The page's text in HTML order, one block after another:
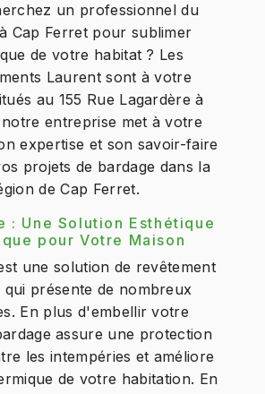
un professionnel du
Cap Ferret pour sublimer
de votre habitat ? Les
Laurent sont à votre
au 155 Rue Lagardère à
entreprise met à votre
expertise et son savoir-faire
projets de bardage dans la
de Cap Ferret.
: Une Solution Esthétique
pour Votre Maison
une solution de revêtement
qui présente de nombreux
En plus d'embellir votre
assure une protection
les intempéries et améliore
de votre habitation. En